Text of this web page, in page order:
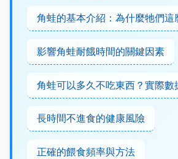
角蛙的基本介紹：為什麼牠們這
影響角蛙耐餓時間的關鍵因素
角蛙可以多久不吃東西？實際數
長時間不進食的健康風險
正確的餵食頻率與方法